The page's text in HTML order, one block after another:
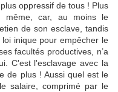
oppressif de tous ! Plus
même, car, au moins le
de son esclave, tandis
inique pour empêcher le
facultés productives, n’a
C'est l'esclavage avec la
de plus ! Aussi quel est le
salaire, comprimé par le